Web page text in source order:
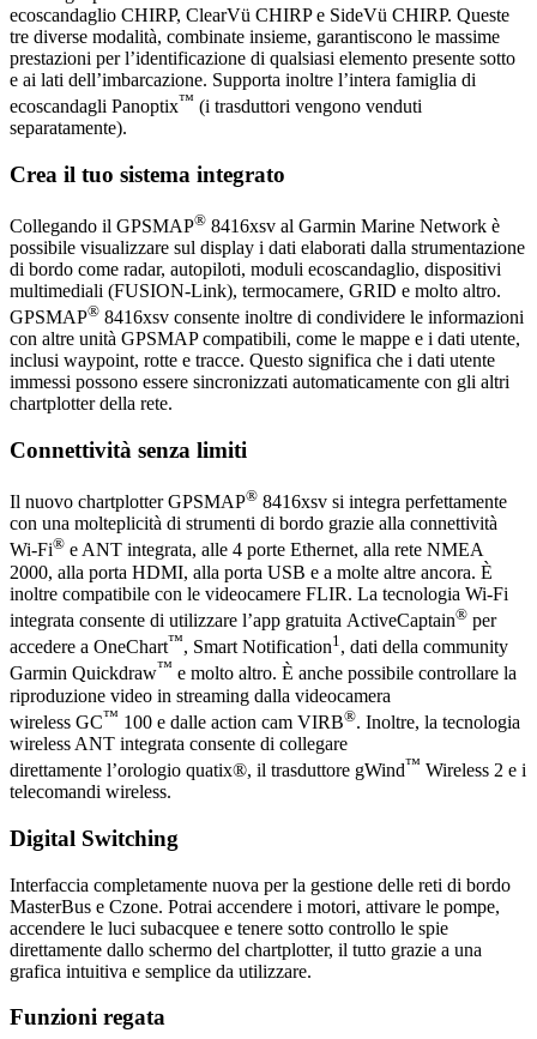
ecoscandaglio CHIRP, ClearVü CHIRP e SideVü CHIRP. Queste
tre diverse modalità, combinate insieme, garantiscono le massime
prestazioni per l’identificazione di qualsiasi elemento presente sotto
e ai lati dell’imbarcazione. Supporta inoltre l’intera famiglia di
ecoscandagli Panoptix™ (i trasduttori vengono venduti
separatamente).
Crea il tuo sistema integrato
Collegando il GPSMAP® 8416xsv al Garmin Marine Network è
possibile visualizzare sul display i dati elaborati dalla strumentazione
di bordo come radar, autopiloti, moduli ecoscandaglio, dispositivi
multimediali (FUSION-Link), termocamere, GRID e molto altro.
GPSMAP® 8416xsv consente inoltre di condividere le informazioni
con altre unità GPSMAP compatibili, come le mappe e i dati utente,
inclusi waypoint, rotte e tracce. Questo significa che i dati utente
immessi possono essere sincronizzati automaticamente con gli altri
chartplotter della rete.
Connettività senza limiti
Il nuovo chartplotter GPSMAP® 8416xsv si integra perfettamente
con una molteplicità di strumenti di bordo grazie alla connettività
Wi-Fi® e ANT integrata, alle 4 porte Ethernet, alla rete NMEA
2000, alla porta HDMI, alla porta USB e a molte altre ancora. È
inoltre compatibile con le videocamere FLIR. La tecnologia Wi-Fi
integrata consente di utilizzare l’app gratuita ActiveCaptain® per
accedere a OneChart™, Smart Notification1 , dati della community
Garmin Quickdraw™ e molto altro. È anche possibile controllare la
riproduzione video in streaming dalla videocamera
wireless GC™ 100 e dalle action cam VIRB®. Inoltre, la tecnologia
wireless ANT integrata consente di collegare
direttamente l’orologio quatix®, il trasduttore gWind™ Wireless 2 e i
telecomandi wireless.
Digital Switching
Interfaccia completamente nuova per la gestione delle reti di bordo
MasterBus e Czone. Potrai accendere i motori, attivare le pompe,
accendere le luci subacquee e tenere sotto controllo le spie
direttamente dallo schermo del chartplotter, il tutto grazie a una
grafica intuitiva e semplice da utilizzare.
Funzioni regata